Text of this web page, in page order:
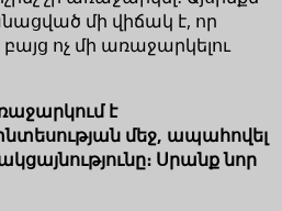
մի վիճակ է, որ
ոչ մի առաջարկելու
է
մեջ, ապահովել
Սրանք նոր